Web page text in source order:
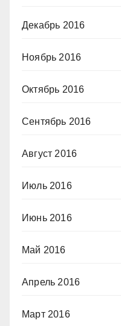
Декабрь 2016
Ноябрь 2016
Октябрь 2016
Сентябрь 2016
Август 2016
Июль 2016
Июнь 2016
Май 2016
Апрель 2016
Март 2016